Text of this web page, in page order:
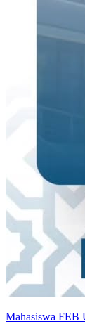
Mahasiswa FEB